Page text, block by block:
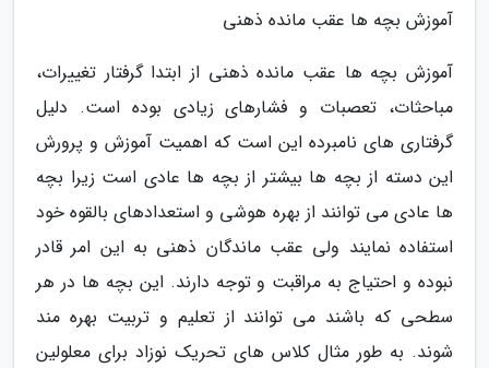
آموزش بچه ها عقب مانده ذهنی
آموزش بچه ها عقب مانده ذهنی از ابتدا گرفتار تغییرات،
مباحثات، تعصبات و فشارهای زیادی بوده است. دلیل
گرفتاری های نامبرده این است که اهمیت آموزش و پرورش
این دسته از بچه ها بیشتر از بچه ها عادی است زیرا بچه
ها عادی می توانند از بهره هوشی و استعدادهای بالقوه خود
استفاده نمایند ولی عقب ماندگان ذهنی به این امر قادر
نبوده و احتیاج به مراقبت و توجه دارند. این بچه ها در هر
سطحی که باشند می توانند از تعلیم و تربیت بهره مند
شوند. به طور مثال کلاس های تحریک نوزاد برای معلولین